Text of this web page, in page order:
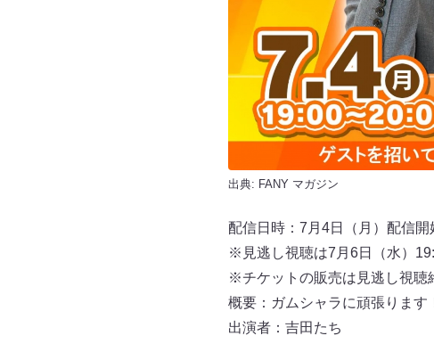
出典: FANY マガジン
配信日時：7月4日（月）配信
※見逃し視聴は7月6日（水）
※チケットの販売は⾒逃し視聴
概要：ガムシャラに頑張りま
出演者：吉⽥たち